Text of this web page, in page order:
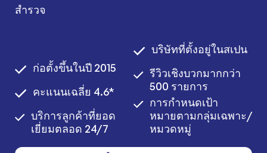
สำรวจ
ก่อตั้งขึ้นในปี 2015
คะแนนเฉลี่ย 4.6*
บริการลูกค้าที่ยอด
เยี่ยมตลอด 24/7
บริษัทที่ตั้งอยู่ในสเปน
รีวิวเชิงบวกมากกว่า
500 รายการ
การกำหนดเป้า
หมายตามกลุ่มเฉพาะ/
หมวดหมู่